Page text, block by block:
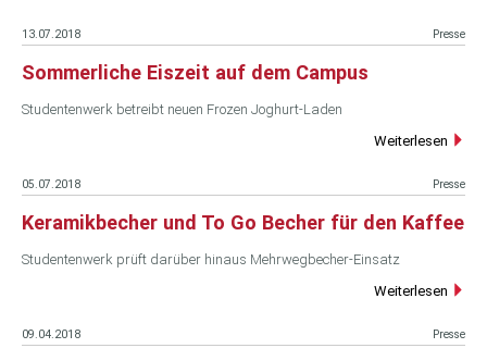
13.07.2018 Presse
Sommerliche Eiszeit auf dem Campus
Studentenwerk betreibt neuen Frozen Joghurt-Laden
Weiterlesen
05.07.2018 Presse
Keramikbecher und To Go Becher für den Kaffee
Studentenwerk prüft darüber hinaus Mehrwegbecher-Einsatz
Weiterlesen
09.04.2018 Presse